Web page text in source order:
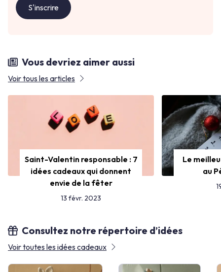
S'inscrire
Vous devriez aimer aussi
Voir tous les articles
Saint-Valentin responsable : 7
idées cadeaux qui donnent
envie de la fêter
13 févr. 2023
Le
au
Consultez notre répertoire d’idées
Voir toutes les idées cadeaux